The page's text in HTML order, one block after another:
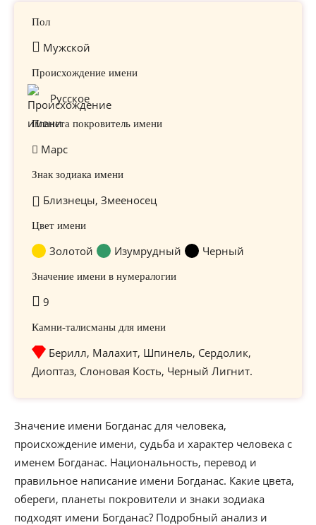
Пол
Мужской
Происхождение имени
Русское
Планета покровитель имени
Марс
Знак зодиака имени
Близнецы, Змееносец
Цвет имени
Золотой Изумрудный Черный
Значение имени в нумералогии
9
Камни-талисманы для имени
Берилл, Малахит, Шпинель, Сердолик,
Диоптаз, Слоновая Кость, Черный Лигнит.
Значение имени Богданас для человека,
происхождение имени, судьба и характер человека с
именем Богданас. Национальность, перевод и
правильное написание имени Богданас. Какие цвета,
обереги, планеты покровители и знаки зодиака
подходят имени Богданас? Подробный анализ и